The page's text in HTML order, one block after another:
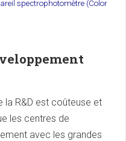
spectrophotomètre (Color
la R&D est coûteuse et
les centres de
avec les grandes